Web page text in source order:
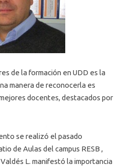
de la formación en UDD es la
manera de reconocerla es
docentes, destacados por
se realizó el pasado
de Aulas del campus RESB ,
L. manifestó la importancia